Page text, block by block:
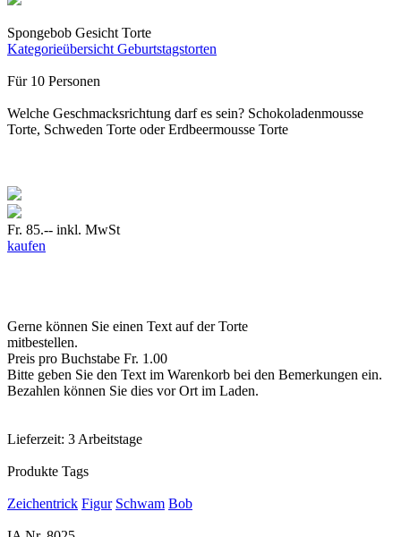
Spongebob Gesicht Torte
Kategorieübersicht Geburtstagstorten
Für 10 Personen
Welche Geschmacksrichtung darf es sein? Schokoladenmousse
Torte, Schweden Torte oder Erdbeermousse Torte
Fr. 85.-- inkl. MwSt
kaufen
Gerne können Sie einen Text auf der Torte
mitbestellen.
Preis pro Buchstabe Fr. 1.00
Bitte geben Sie den Text im Warenkorb bei den Bemerkungen ein.
Bezahlen können Sie dies vor Ort im Laden.
Lieferzeit: 3 Arbeitstage
Produkte Tags
Zeichentrick Figur Schwam Bob